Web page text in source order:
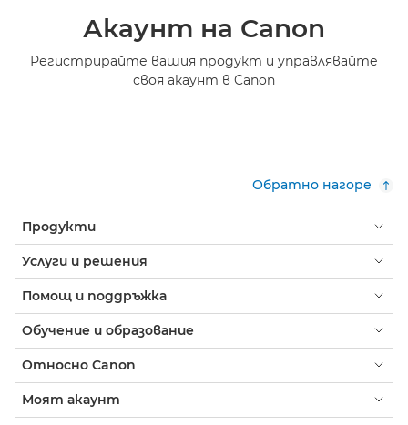
Акаунт на Canon
Регистрирайте вашия продукт и управлявайте
своя акаунт в Canon
Обратно нагоре
Продукти
Услуги и решения
Помощ и поддръжка
Обучение и образование
Относно Canon
Моят акаунт